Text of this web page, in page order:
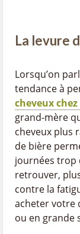
La levure
Lorsqu’on
tendance à
cheveux
grand-mère
cheveux plus
de bière
journées trop
retrouver,
contre la
acheter votre
ou en grande